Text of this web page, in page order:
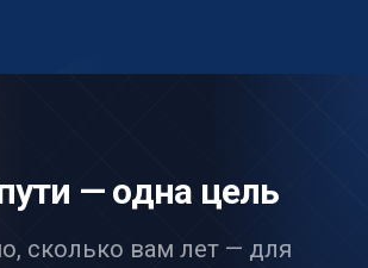
— одна цель
сколько вам лет — для